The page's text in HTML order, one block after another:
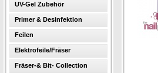
UV-Gel Zubehör
Primer & Desinfektion
Feilen
Elektrofeile/Fräser
Fräser-& Bit- Collection